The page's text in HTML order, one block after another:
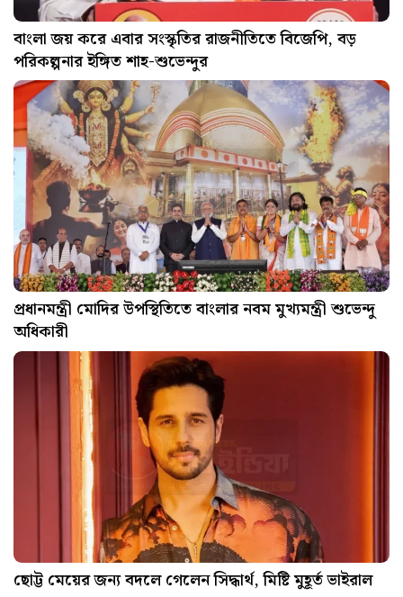
বাংলা জয় করে এবার সংস্কৃতির রাজনীতিতে বিজেপি, বড়
পরিকল্পনার ইঙ্গিত শাহ-শুভেন্দুর
প্রধানমন্ত্রী মোদির উপস্থিতিতে বাংলার নবম মুখ্যমন্ত্রী শুভেন্দু
অধিকারী
ছোট্ট মেয়ের জন্য বদলে গেলেন সিদ্ধার্থ, মিষ্টি মুহূর্ত ভাইরাল